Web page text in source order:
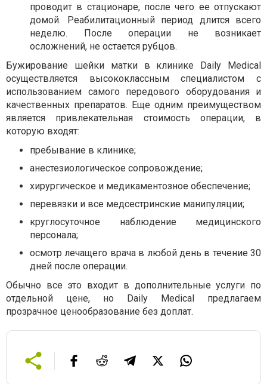
проводит в стационаре, после чего ее отпускают
домой. Реабилитационный период длится всего
неделю. После операции не возникает
осложнений, не остается рубцов.
Бужирование шейки матки в клинике Daily Medical
осуществляется высококлассным специалистом с
использованием самого передового оборудования и
качественных препаратов. Еще одним преимуществом
является привлекательная стоимость операции, в
которую входят:
пребывание в клинике;
анестезиологическое сопровождение;
хирургическое и медикаментозное обеспечение;
перевязки и все медсестринские манипуляции;
круглосуточное наблюдение медицинского
персонала;
осмотр лечащего врача в любой день в течение 30
дней после операции.
Обычно все это входит в дополнительные услуги по
отдельной цене, но Daily Medical предлагаем
прозрачное ценообразование без доплат.